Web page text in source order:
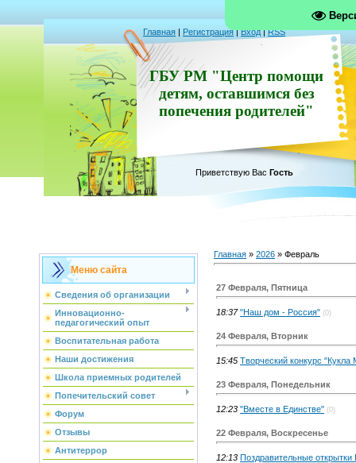
Главная | Регистрация|Вход|RSS
ГБУ РМ "Центр помощи
детям, оставшимся без
попечения родителей"
Приветствую Вас Гость
Меню сайта
Сведения об организации
Инновационно-
педагогический опыт
Воспитательная работа
Наши достижения
Школа приемных родителей
Попечительский совет
Форум
Отзывы
Антитеррор
Главная » 2026 » Февраль
27 Февраля, Пятница
18:37 "Наш дом - Россия" (0)
24 Февраля, Вторник
15:45 Творческий конкурс "Кукла
23 Февраля, Понедельник
12:23 "Вместе в Единстве" (0)
22 Февраля, Воскресенье
12:13 Поздравительные